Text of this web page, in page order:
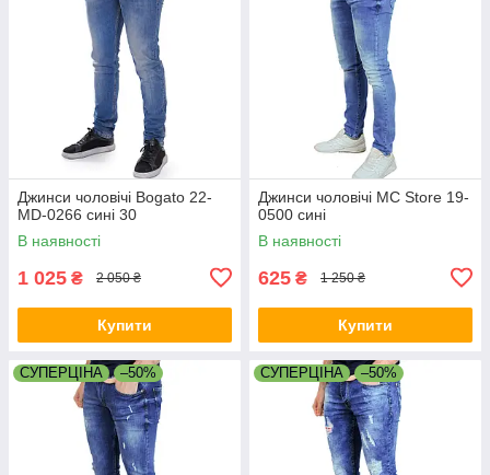
Джинси чоловічі Bogato 22-
MD-0266 сині 30
В наявності
1 025 ₴ 2 050 ₴
Купити
Джинси чоловічі MC Store 19-
0500 сині
В наявності
625 ₴ 1 250 ₴
Купити
СУПЕРЦІНА –50% СУПЕРЦІНА –50%